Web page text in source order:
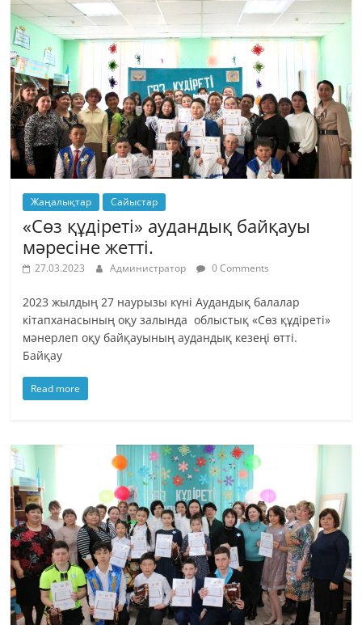
Жаңалықтар Сайыстар
«Сөз құдіреті» аудандық байқауы
мәресіне жетті.
27.03.2023 Администратор 0 Comments
2023 жылдың 27 наурызы күні Аудандық балалар
кітапханасының оқу залында облыстық «Сөз құдіреті»
мәнерлеп оқу байқауының аудандық кезеңі өтті.
Байқау
Read more